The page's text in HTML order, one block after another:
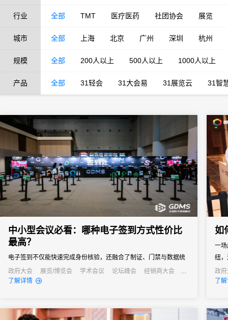
行业 全部 TMT 医疗医药 社团协会 展览
城市 全部 上海 北京 广州 深圳 杭州
规模 全部 200人以上 500人以上 1000人以上
产品 全部 31轻会 31大会易 31展览云 31智
中小型会议必看：哪种电子签到方式性价比
最高？
电子签到不仅能快速完成身份核验，还融合了制证、门禁与数据统
计等多重功能，能够快速完成签到过程，减少等待时间，同时能够
通过数据分析，为会议组织者提供宝贵的参会者信息，助力后续的
政府大会 展览/博览会 学术会议 论坛峰会
经销商大会
公关活动
发布会
了解详情
如
一
纽
政
线
了